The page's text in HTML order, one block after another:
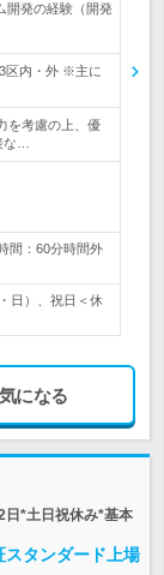
開発の経験（開発
区内・外 ※主に
を考慮の上、優
…
間：60分時間外
日）、祝日＜休
気になる
日*土日祝休み*基本
スタンダード上場